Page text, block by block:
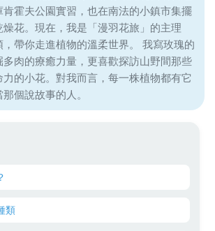
霍夫公園實習，也在南法的小鎮市集擺
花。現在，我是「漫羽花旅」的主理
，帶你走進植物的溫柔世界。 我寫玫瑰的
肉的療癒力量，更喜歡探訪山野間那些
的小花。對我而言，每一株植物都有它
個說故事的人。
類